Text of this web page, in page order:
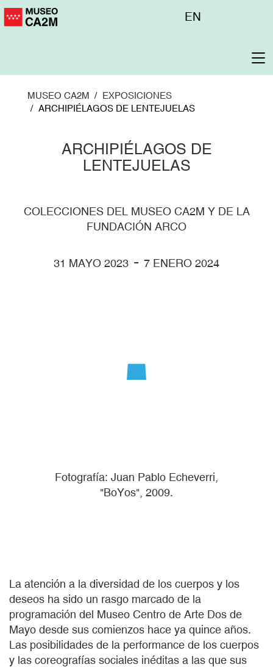
Pasar
Menú
EN
MUSEO CA2M
EXPOSICIONES
ARCHIPIÉLAGOS DE LENTEJUELAS
ARCHIPIÉLAGOS DE
LENTEJUELAS
COLECCIONES DEL MUSEO CA2M Y DE LA
FUNDACIÓN ARCO
31 MAYO 2023 - 7 ENERO 2024
Fotografía: Juan Pablo Echeverri,
"BoYos", 2009.
La atención a la diversidad de los cuerpos y los
deseos ha sido un rasgo marcado de la
programación del Museo Centro de Arte Dos de
Mayo desde sus comienzos hace ya quince años.
Las posibilidades de la performance de los cuerpos
y las coreografías sociales inéditas a las que sus